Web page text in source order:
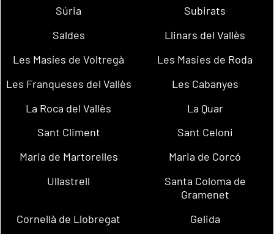
Súria
Subirats
Saldes
Llinars del Vallès
Les Masíes de Voltregà
Les Masies de Roda
Les Franqueses del Vallès
Les Cabanyes
La Roca del Vallès
La Quar
Sant Climent
Sant Celoni
Maria de Martorelles
Maria de Corcó
Ullastrell
Santa Coloma de
Gramenet
Cornellà de Llobregat
Gelida